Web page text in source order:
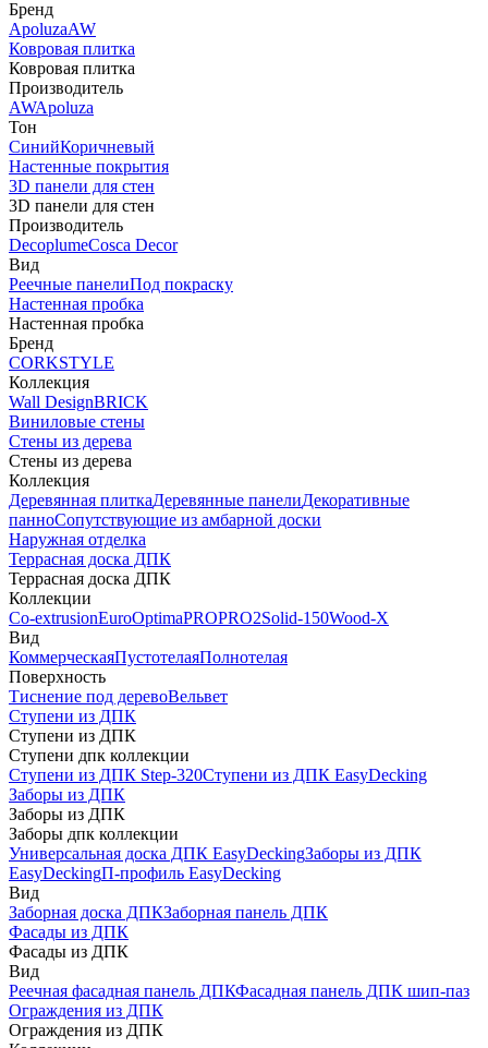
Бренд
ApoluzaAW
Ковровая плитка
Ковровая плитка
Производитель
AWApoluza
Тон
СинийКоричневый
Настенные покрытия
3D панели для стен
3D панели для стен
Производитель
DecoplumeCosca Decor
Вид
Реечные панелиПод покраску
Настенная пробка
Настенная пробка
Бренд
CORKSTYLE
Коллекция
Wall DesignBRICK
Виниловые стены
Стены из дерева
Стены из дерева
Коллекция
Деревянная плиткаДеревянные панелиДекоративные
панноСопутствующие из амбарной доски
Наружная отделка
Террасная доска ДПК
Террасная доска ДПК
Коллекции
Co-extrusionEuroOptimaPROPRO2Solid-150Wood-X
Вид
КоммерческаяПустотелаяПолнотелая
Поверхность
Тиснение под деревоВельвет
Ступени из ДПК
Ступени из ДПК
Ступени дпк коллекции
Ступени из ДПК Step-320Ступени из ДПК EasyDecking
Заборы из ДПК
Заборы из ДПК
Заборы дпк коллекции
Универсальная доска ДПК EasyDeckingЗаборы из ДПК
EasyDeckingП-профиль EasyDecking
Вид
Заборная доска ДПКЗаборная панель ДПК
Фасады из ДПК
Фасады из ДПК
Вид
Реечная фасадная панель ДПКФасадная панель ДПК шип-паз
Ограждения из ДПК
Ограждения из ДПК